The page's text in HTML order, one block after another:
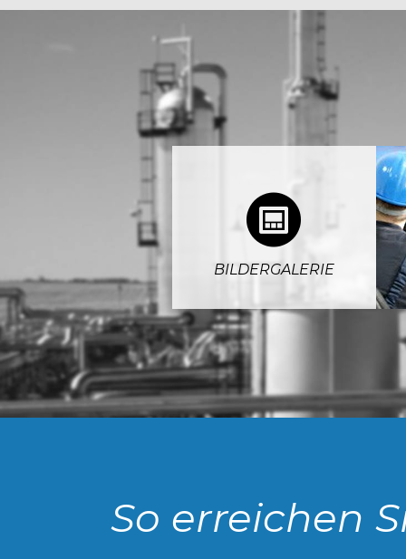
4
BILDERGALERIE
So erreichen